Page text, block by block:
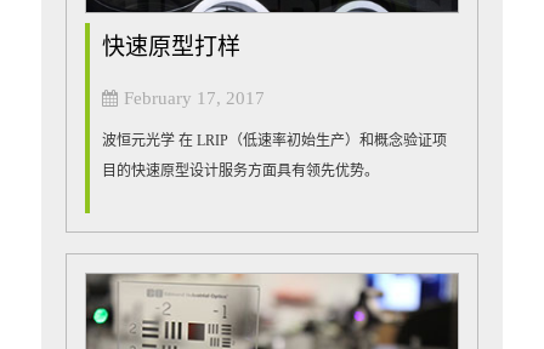
快速原型打样
February 17, 2017
波恒元光学 在 LRIP（低速率初始生产）和概念验证项
目的快速原型设计服务方面具有领先优势。